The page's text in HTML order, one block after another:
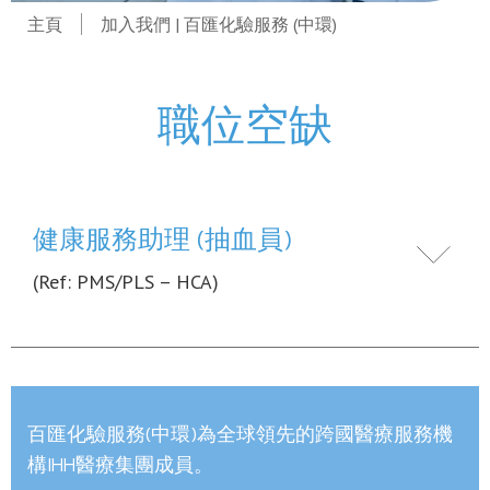
主頁 加入我們 | 百匯化驗服務 (中環)
職位空缺
健康服務助理 (抽血員)
(Ref: PMS/PLS – HCA)
百匯化驗服務(中環)為全球領先的跨國醫療服務機
構IHH醫療集團成員。